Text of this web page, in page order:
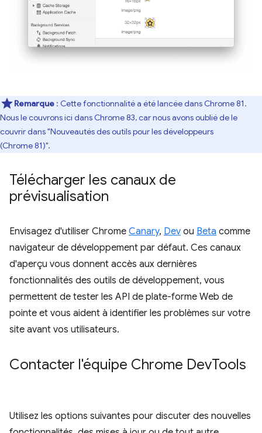
Remarque : Cette fonctionnalité a été lancée dans Chrome 81.
Nous le couvrons ici dans Chrome 83, car nous avons oublié de le
couvrir dans "Nouveautés des outils pour les développeurs
(Chrome 81)".
Télécharger les canaux de
prévisualisation
Envisagez d'utiliser Chrome Canary, Dev ou Beta comme
navigateur de développement par défaut. Ces canaux
d'aperçu vous donnent accès aux dernières
fonctionnalités des outils de développement, vous
permettent de tester les API de plate-forme Web de
pointe et vous aident à identifier les problèmes sur votre
site avant vos utilisateurs.
Contacter l'équipe Chrome DevTools
Utilisez les options suivantes pour discuter des nouvelles